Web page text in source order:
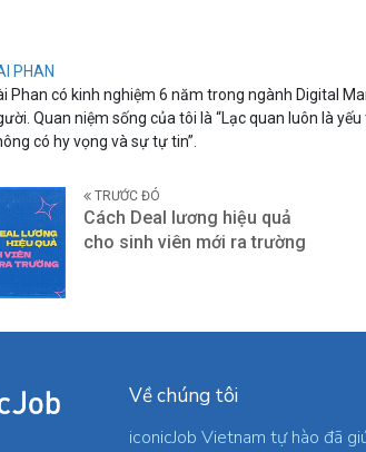
PHAN
Phan có kinh nghiệm 6 năm trong ngành Digital
Quan niệm sống của tôi là “Lạc quan luôn là
có hy vọng và sự tự tin”.
TRƯỚC ĐÓ
Cách Deal lương hiệu quả
cho sinh viên mới ra trường
Về chúng tôi
iconicJob Vietnam tự hào đã